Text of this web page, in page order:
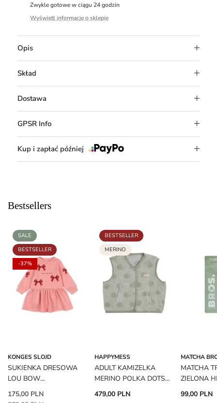
Zwykle gotowe w ciągu 24 godzin
Wyświetl informacje o sklepie
Opis
Skład
Dostawa
GPSR Info
Kup i zapłać później
Bestsellers
SALE
BESTSELLER
-37%
KONGES SLOJD
SUKIENKA DRESOWA
LOU BOW
STRAWBERRY ICE
KONGES SLOJD
175,00 PLN
BESTSELLER
MERINO
HAPPYMESS
ADULT KAMIZELKA
MERINO POLKA DOTS
HAPPYMESS
479,00 PLN
MATCHA
MATCHA
ZIELONA
MATCHA
99,00 PLN